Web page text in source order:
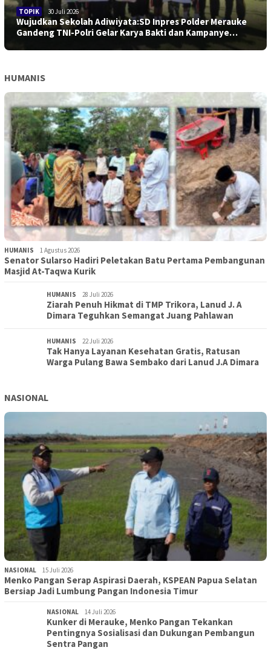
TOPIK 30 Juli 2026
Wujudkan Sekolah Adiwiyata:SD Inpres Polder Merauke
Gandeng TNI-Polri Gelar Karya Bakti dan Kampanye…
HUMANIS
HUMANIS 1 Agustus 2026
Senator Sularso Hadiri Peletakan Batu Pertama Pembangunan
Masjid At-Taqwa Kurik
HUMANIS 28 Juli 2026
Ziarah Penuh Hikmat di TMP Trikora, Lanud J. A
Dimara Teguhkan Semangat Juang Pahlawan
HUMANIS 22 Juli 2026
Tak Hanya Layanan Kesehatan Gratis, Ratusan
Warga Pulang Bawa Sembako dari Lanud J.A Dimara
NASIONAL
NASIONAL 15 Juli 2026
Menko Pangan Serap Aspirasi Daerah, KSPEAN Papua Selatan
Bersiap Jadi Lumbung Pangan Indonesia Timur
NASIONAL 14 Juli 2026
Kunker di Merauke, Menko Pangan Tekankan
Pentingnya Sosialisasi dan Dukungan Pembangun
Sentra Pangan